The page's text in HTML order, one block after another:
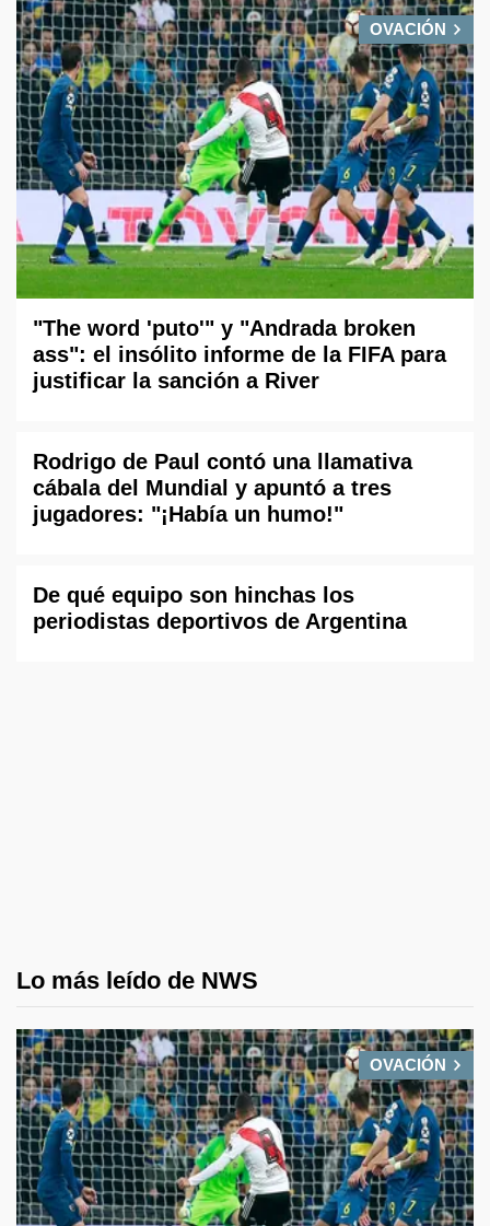
OVACIÓN
"The word 'puto'" y "Andrada broken
ass": el insólito informe de la FIFA para
justificar la sanción a River
Rodrigo de Paul contó una llamativa
cábala del Mundial y apuntó a tres
jugadores: "¡Había un humo!"
De qué equipo son hinchas los
periodistas deportivos de Argentina
Lo más leído de NWS
OVACIÓN